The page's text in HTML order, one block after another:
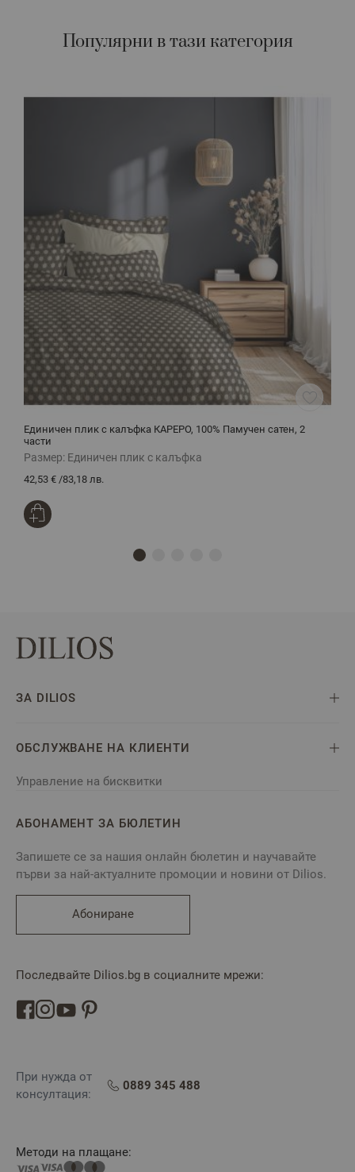
Популярни в тази категория
Единичен плик с калъфка КАРЕРО, 100% Памучен сатен, 2
части
Размер: Единичен плик с калъфка
42,53 € /83,18 лв.
ЗА DILIOS
ОБСЛУЖВАНЕ НА КЛИЕНТИ
Управление на бисквитки
АБОНАМЕНТ ЗА БЮЛЕТИН
Запишете се за нашия онлайн бюлетин и научавайте
първи за най-актуалните промоции и новини от Dilios.
Абониране
Последвайте Dilios.bg в социалните мрежи:
При нужда от
консултация:
0889 345 488
Методи на плащане: